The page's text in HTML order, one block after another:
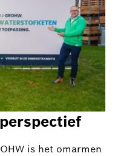
is het omarmen